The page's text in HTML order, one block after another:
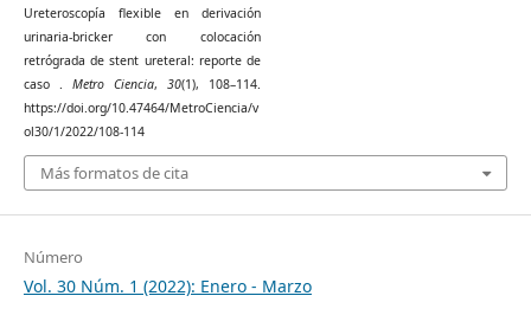
Ureteroscopía flexible en derivación
urinaria-bricker con colocación
retrógrada de stent ureteral: reporte de
caso . Metro Ciencia, 30(1), 108–114.
https://doi.org/10.47464/MetroCiencia/v
ol30/1/2022/108-114
Más formatos de cita
Número
Vol. 30 Núm. 1 (2022): Enero - Marzo